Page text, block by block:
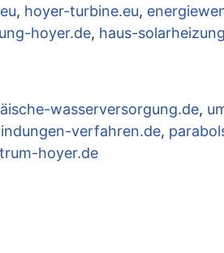
, hoyer-turbine.eu,
hoyer.de, haus-
wasserversorgung.de,
verfahren.de,
hoyer.de